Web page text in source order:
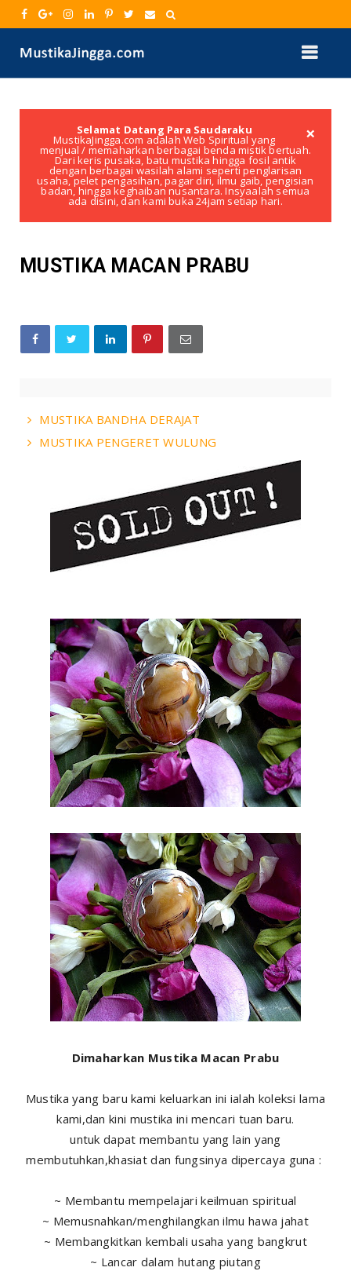
×
Selamat Datang Para Saudaraku
MustikaJingga.com adalah Web Spiritual yang
menjual / memaharkan berbagai benda mistik bertuah.
Dari keris pusaka, batu mustika hingga fosil antik
dengan berbagai wasilah alami seperti penglarisan
usaha, pelet pengasihan, pagar diri, ilmu gaib, pengisian
badan, hingga keghaiban nusantara. Insyaalah semua
ada disini, dan kami buka 24jam setiap hari.
MUSTIKA MACAN PRABU
MUSTIKA BANDHA DERAJAT
MUSTIKA PENGERET WULUNG
Dimaharkan Mustika Macan Prabu
Mustika yang baru kami keluarkan ini ialah koleksi lama
kami,dan kini mustika ini mencari tuan baru.
untuk dapat membantu yang lain yang
membutuhkan,khasiat dan fungsinya dipercaya guna :
~ Membantu mempelajari keilmuan spiritual
~ Memusnahkan/menghilangkan ilmu hawa jahat
~ Membangkitkan kembali usaha yang bangkrut
~ Lancar dalam hutang piutang